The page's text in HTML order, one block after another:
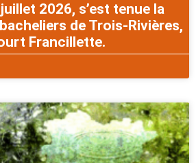
2026, s’est tenue la
de Trois-Rivières,
Francillette.